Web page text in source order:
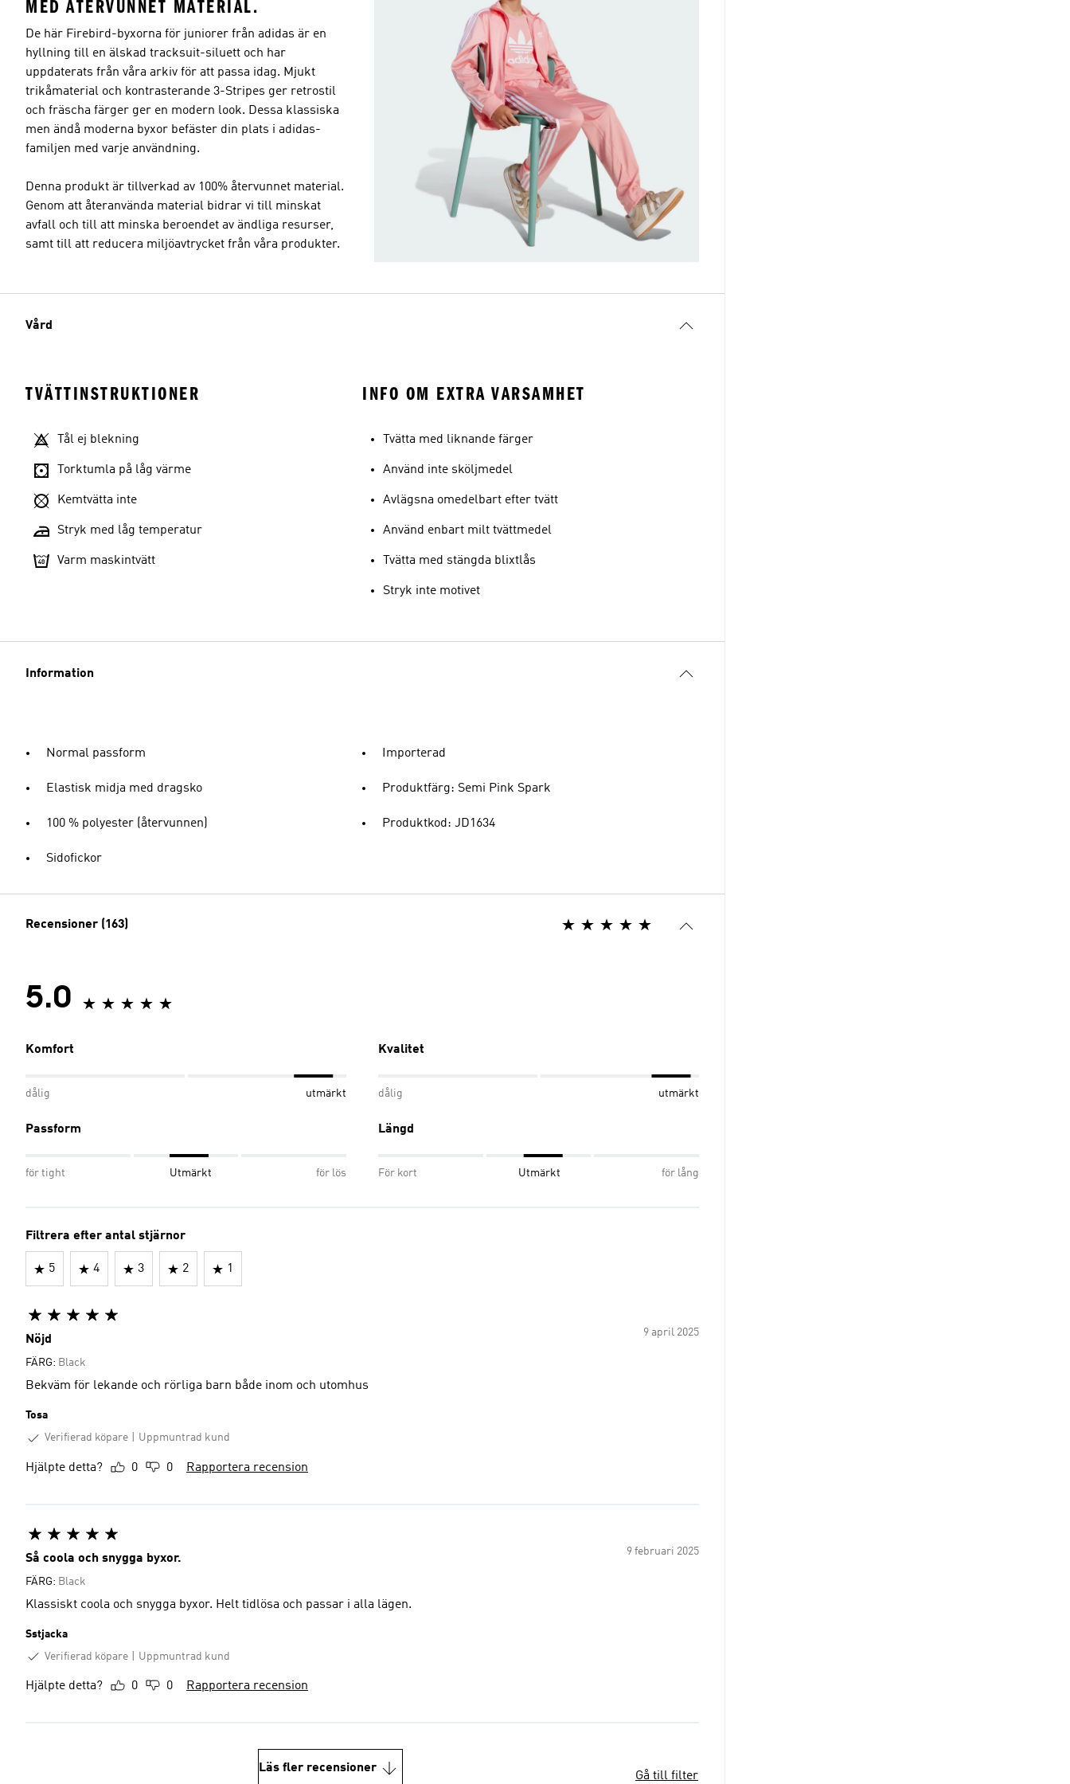
MED ÅTERVUNNET MATERIAL.
De här Firebird-byxorna för juniorer från adidas är en
hyllning till en älskad tracksuit-siluett och har
uppdaterats från våra arkiv för att passa idag. Mjukt
trikåmaterial och kontrasterande 3-Stripes ger retrostil
och fräscha färger ger en modern look. Dessa klassiska
men ändå moderna byxor befäster din plats i adidas-
familjen med varje användning.
Denna produkt är tillverkad av 100% återvunnet material.
Genom att återanvända material bidrar vi till minskat
avfall och till att minska beroendet av ändliga resurser,
samt till att reducera miljöavtrycket från våra produkter.
Vård
TVÄTTINSTRUKTIONER
Tål ej blekning
Torktumla på låg värme
Kemtvätta inte
Stryk med låg temperatur
Varm maskintvätt
INFO OM EXTRA VARSAMHET
Tvätta med liknande färger
Använd inte sköljmedel
Avlägsna omedelbart efter tvätt
Använd enbart milt tvättmedel
Tvätta med stängda blixtlås
Stryk inte motivet
Information
Normal passform
Elastisk midja med dragsko
100 % polyester (återvunnen)
Sidofickor
Importerad
Produktfärg: Semi Pink Spark
Produktkod: JD1634
Recensioner (163)
5.0
Komfort
dålig utmärkt
Kvalitet
dålig utmärkt
Passform
för tight Utmärkt för lös
Längd
För kort Utmärkt för lång
Filtrera efter antal stjärnor
5 4 3 2 1
9 april 2025
Nöjd
FÄRG: Black
Bekväm för lekande och rörliga barn både inom och utomhus
Tosa
Verifierad köpare
Uppmuntrad kund
Hjälpte detta? 0 0 Rapportera recension
9 februari 2025
Så coola och snygga byxor.
FÄRG: Black
Klassiskt coola och snygga byxor. Helt tidlösa och passar i alla lägen.
Sstjacka
Verifierad köpare
Uppmuntrad kund
Hjälpte detta? 0 0 Rapportera recension
Läs fler recensioner
Gå till filter